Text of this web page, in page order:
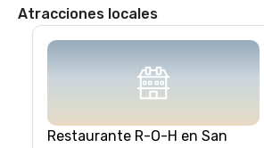
Atracciones locales
Restaurante R-O-H en San